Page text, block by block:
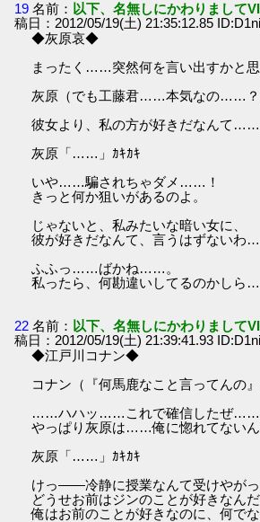
19 名前： 以下、名無しにかわりまして
稿日：2012/05/19(土) 21:35:12.85
◆灰原哀◆
まったく……突然何を言い出すかと
灰原（でも工藤君……本気なの……？
彼女より、私の方が好きだなんて……
灰原「……」ｶｷｶｷ
いや……騙されちゃダメ……！
きっと何か狙いがあるのよ。
じゃないと、私みたいな暗い女に、
彼が好きだなんて、言うはずないわ
ふふっ……ばかね……。
私ったら、何勘違いしてるのかしら
22 名前： 以下、名無しにかわりまして
稿日：2012/05/19(土) 21:39:41.93
◆江戸川コナン◆
コナン（『何馬鹿なこと言ってん
……ハハッ……これで確信したぜ……
やっぱり灰原は……俺に惚れてない
灰原「……」ｶｷｶｷ
けっ――冷静に授業なんて受けやが
どうせお前はジンのことが好きなん
俺はお前のことが好きなのに、何で